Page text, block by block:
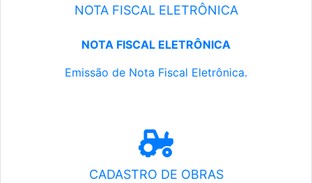
NOTA FISCAL ELETRÔNICA
NOTA FISCAL ELETRÔNICA
Emissão de Nota Fiscal Eletrônica.
CADASTRO DE OBRAS